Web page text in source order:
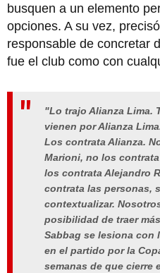
busquen a un elemento
opciones. A su vez,
responsable de concretar
fue el club como con
"Lo trajo Alianza Lima.
vienen por Alianza
Los contrata Alianza.
Marioni, no los
los contrata Alejandro
contrata las personas,
contextualizar.
posibilidad de traer
Sabbag se lesiona con
en el partido por la
semanas de que cierre